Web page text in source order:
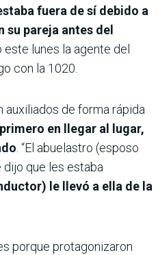
fuera de sí debido a
su pareja antes del
este lunes la agente del
con la 1020.
de forma rápida
en llegar al lugar,
. “El abuelastro (esposo
dijo que les estaba
le llevó a ella de la
porque protagonizaron